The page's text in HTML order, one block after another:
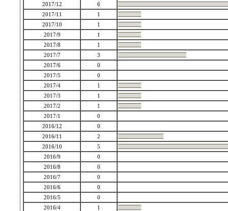
2017/12
6
2017/11
1
2017/10
1
2017/9
1
2017/8
1
2017/7
3
2017/6
0
2017/5
0
2017/4
1
2017/3
1
2017/2
1
2017/1
0
2016/12
0
2016/11
2
2016/10
5
2016/9
0
2016/8
0
2016/7
0
2016/6
0
2016/5
0
2016/4
1